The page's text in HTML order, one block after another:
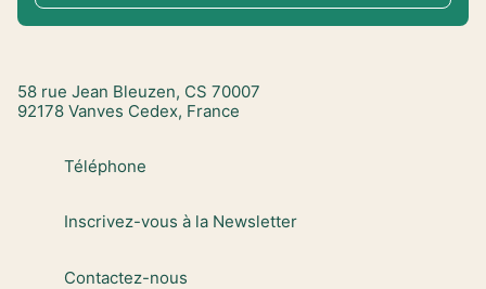
58 rue Jean Bleuzen, CS 70007
92178 Vanves Cedex, France
Téléphone
Inscrivez-vous à la Newsletter
Contactez-nous